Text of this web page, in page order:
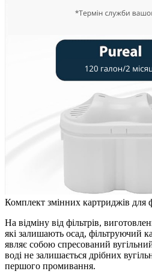
Комплект змінних картриджів для
На відміну від фільтрів,
які залишають осад, фільтруючий
являє собою спресований
воді не залишається дрібних
першого промивання.